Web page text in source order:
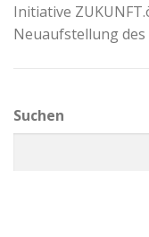
Initiative
Neuaufstellung
Suchen